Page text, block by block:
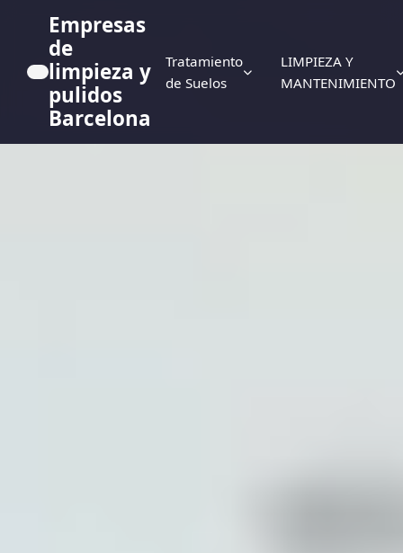
Empresas
de
limpieza y
pulidos
Barcelona
Tratamiento
de Suelos
LIMPIEZA Y
MANTENIMIENTO